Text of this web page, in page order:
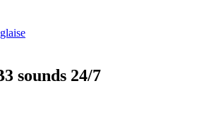
sounds 24/7